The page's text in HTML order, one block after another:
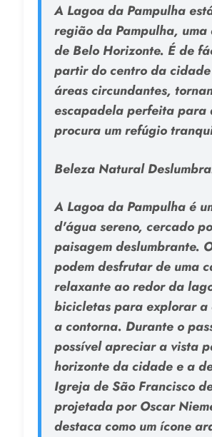
A Lagoa da Pampulha
região da Pampulha,
de Belo Horizonte. É de
partir do centro da
áreas circundantes,
escapadela perfeita para
procura um refúgio
Beleza Natural
A Lagoa da Pampulha é
d'água sereno, cercado
paisagem deslumbrante.
podem desfrutar de uma
relaxante ao redor da
bicicletas para explorar a
a contorna. Durante o
possível apreciar a vista
horizonte da cidade e a
Igreja de São Francisco
projetada por Oscar
destaca como um ícone